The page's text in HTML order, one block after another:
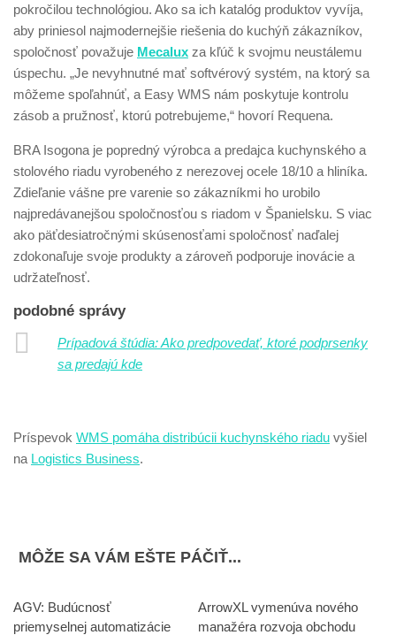
pokročilou technológiou. Ako sa ich katalóg produktov vyvíja,
aby priniesol najmodernejšie riešenia do kuchýň zákazníkov,
spoločnosť považuje Mecalux za kľúč k svojmu neustálemu
úspechu. „Je nevyhnutné mať softvérový systém, na ktorý sa
môžeme spoľahnúť, a Easy WMS nám poskytuje kontrolu
zásob a pružnosť, ktorú potrebujeme,“ hovorí Requena.
BRA Isogona je popredný výrobca a predajca kuchynského a
stolového riadu vyrobeného z nerezovej ocele 18/10 a hliníka.
Zdieľanie vášne pre varenie so zákazníkmi ho urobilo
najpredávanejšou spoločnosťou s riadom v Španielsku. S viac
ako päťdesiatročnými skúsenosťami spoločnosť naďalej
zdokonaľuje svoje produkty a zároveň podporuje inovácie a
udržateľnosť.
podobné správy
Prípadová štúdia: Ako predpovedať, ktoré podprsenky
sa predajú kde
Príspevok WMS pomáha distribúcii kuchynského riadu vyšiel
na Logistics Business.
MÔŽE SA VÁM EŠTE PÁČIŤ...
AGV: Budúcnosť
priemyselnej automatizácie
ArrowXL vymenúva nového
manažéra rozvoja obchodu